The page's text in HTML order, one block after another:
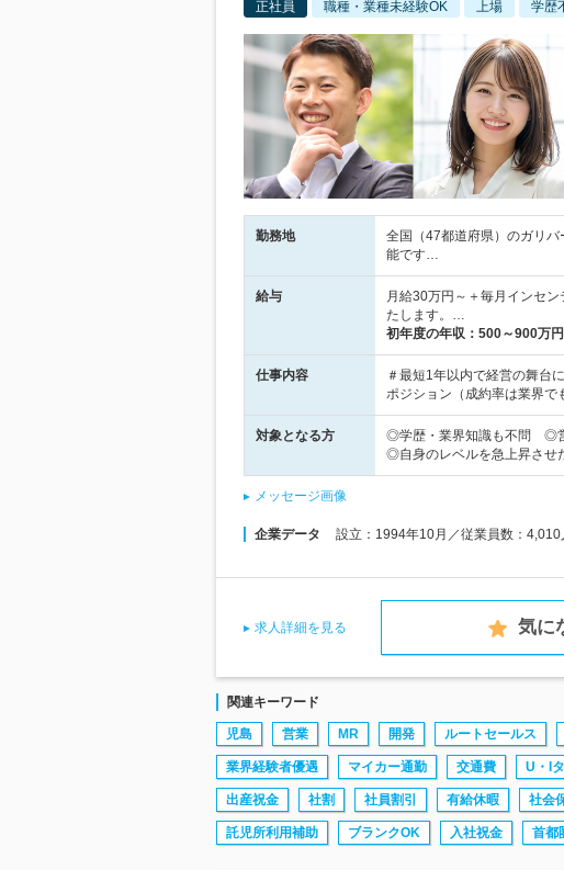
正社員 職種・業種未経験OK 上場 学歴
勤務地
全国（47都道府県）のガリ
能です…
給与
月給30万円～＋毎月インセ
たします。…
初年度の年収： 500～900万円
仕事内容
＃最短1年以内で経営の舞台
ポジション（成約率は業界で
対象となる方
◎学歴・業界知識も不問 ◎
◎自身のレベルを急上昇させ
メッセージ画像
企業データ 設立：1994年10月／従業員数：
求人詳細を見る 気に
関連キーワード
児島 営業 MR 開発 ルートセールス
業界経験者優遇 マイカー通勤 交通費 U・I
出産祝金 社割 社員割引 有給休暇 社会
託児所利用補助 ブランクOK 入社祝金 首都